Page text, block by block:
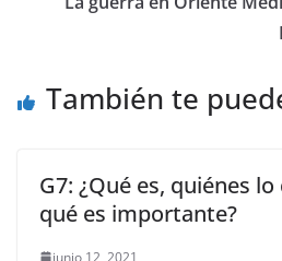
También te
G7: ¿Qué es, quiénes
qué es importante?
junio 12, 2021